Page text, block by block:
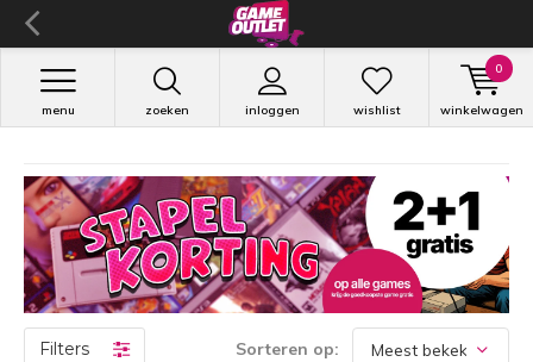
zoeken inloggen
menu wishlist winkelwagen
0
Filters Sorteren op: